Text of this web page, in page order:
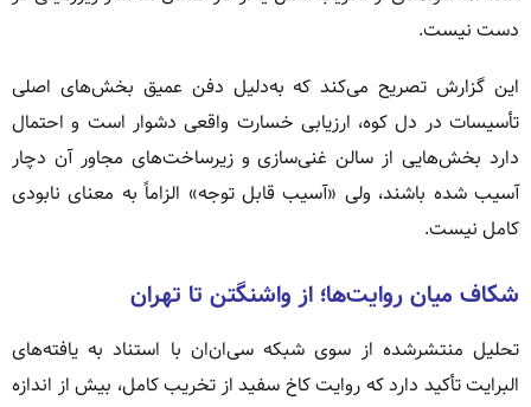
دست نیست.
این گزارش تصریح می‌کند که به‌دلیل دفن عمیق بخش‌های اصلی
تأسیسات در دل کوه، ارزیابی خسارت واقعی دشوار است و احتمال
دارد بخش‌هایی از سالن غنی‌سازی و زیرساخت‌های مجاور آن دچار
آسیب شده باشند، ولی «آسیب قابل توجه» الزاماً به معنای نابودی
کامل نیست.
شکاف میان روایت‌ها؛ از واشنگتن تا تهران
تحلیل منتشرشده از سوی شبکه سی‌ان‌ان با استناد به یافته‌های
البرایت تأکید دارد که روایت کاخ سفید از تخریب کامل، بیش از اندازه